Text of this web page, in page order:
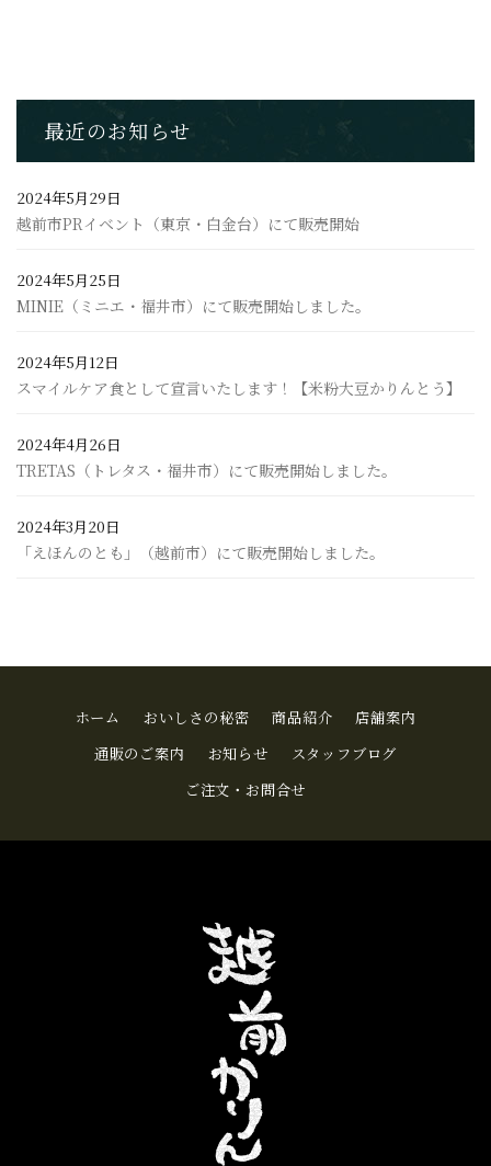
最近のお知らせ
2024年5月29日
越前市PRイベント（東京・白金台）にて販売開始
2024年5月25日
MINIE（ミニエ・福井市）にて販売開始しました。
2024年5月12日
スマイルケア食として宣言いたします！【米粉大豆かりんとう】
2024年4月26日
TRETAS（トレタス・福井市）にて販売開始しました。
2024年3月20日
「えほんのとも」（越前市）にて販売開始しました。
ホーム おいしさの秘密 商品紹介
店舗案内
通販のご案内
お知らせ
スタッフブログ
ご注文・お問合せ